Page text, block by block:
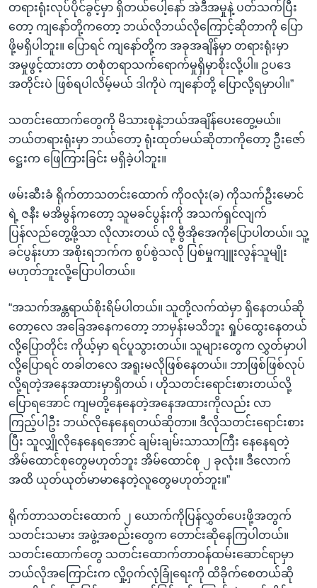
တရားရုံးလုပ်ပိုင်ခွင့်မှာ ရှိတယ်ပေါ့နော် အဲဒီအမှုနဲ့ ပတ်သက်ပြီး
တော့ ကျနော်တို့ကတော့ ဘယ်လိုဘယ်လိုကြောင့်ဆိုတာကို ပြော
ဖို့မရှိပါဘူး။ ပြောရင် ကျနော်တို့က အခုအချိန်မှာ တရားရုံးမှာ
အမှုဖွင့်ထားတာ တစုံတရာသက်ရောက်မှုရှိမှာစိုးလို့ပါ။ ဥပဒေ
အတိုင်းပဲ ဖြစ်ရပါလိမ့်မယ် ဒါကိုပဲ ကျနော်တို့ ပြောလို့ရမှာပါ။”
သတင်းထောက်တွေကို မိသားစုနဲ့ဘယ်အချိန်ပေးတွေ့မယ်။
ဘယ်တရားရုံးမှာ ဘယ်တော့ ရုံးထုတ်မယ်ဆိုတာကိုတော့ ဦးဇော်
ဋ္ဌေးက ဖြေကြားခြင်း မရှိခဲ့ပါဘူး။
ဖမ်းဆီးခံ ရိုက်တာသတင်းထောက် ကိုဝလုံး(ခ) ကိုသက်ဦးမောင်
ရဲ့ ဇနီး မအိမွန်ကတော့ သူမခင်ပွန်းကို အသက်ရှင်လျက်
ပြန်လည်တွေ့ဖို့သာ လိုလားတယ် လို့ ဗွီအိုအေကိုပြောပါတယ်။ သူ့
ခင်ပွန်းဟာ အစိုးရဘက်က စွပ်စွဲသလို ပြစ်မှုကျူးလွန်သူမျိုး
မဟုတ်ဘူးလို့ပြောပါတယ်။
“အသက်အန္တရာယ်စိုးရိမ်ပါတယ်။ သူတို့လက်ထဲမှာ ရှိနေတယ်ဆို
တော့လေ အခြေအနေကတော့ ဘာမှန်းမသိဘူး ရှုပ်ထွေးနေတယ်
လို့ပြောတိုင်း ကိုယ့်မှာ ရင်ပူသွားတယ်။ သူများတွေက လွှတ်မှာပါ
လို့ပြောရင် တခါတလေ အရူးမလိုဖြစ်နေတယ်။ ဘာဖြစ်ဖြစ်လုပ်
လို့ရတဲ့အနေအထားမှာရှိတယ် ၊ ဟိုသတင်းရောင်းစားတယ်လို့
ပြောရအောင် ကျမတို့နေနေတဲ့အနေအထားကိုလည်း လာ
ကြည့်ပါဦး ဘယ်လိုနေနေရတယ်ဆိုတာ။ ဒီလိုသတင်းရောင်းစား
ပြီး သူလျှိုလိုနေနေရအောင် ချမ်းချမ်းသာသာကြီး နေနေရတဲ့
အိမ်ထောင်စုတွေမဟုတ်ဘူး အိမ်ထောင်စု ၂ ခုလုံး။ ဒီလောက်
အထိ ယုတ်ယုတ်မာမာနေတဲ့လူတွေမဟုတ်ဘူး။”
ရိုက်တာသတင်းထောက် ၂ ယောက်ကိုပြန်လွှတ်ပေးဖို့အတွက်
သတင်းသမား အဖွဲ့အစည်းတွေက တောင်းဆိုနေကြပါတယ်။
သတင်းထောက်တွေ သတင်းထောက်တာဝန်ထမ်းဆောင်ရာမှာ
ဘယ်လိုအကြောင်းက လှို့ဝှက်လုံခြုံရေးကို ထိခိုက်စေတယ်ဆို